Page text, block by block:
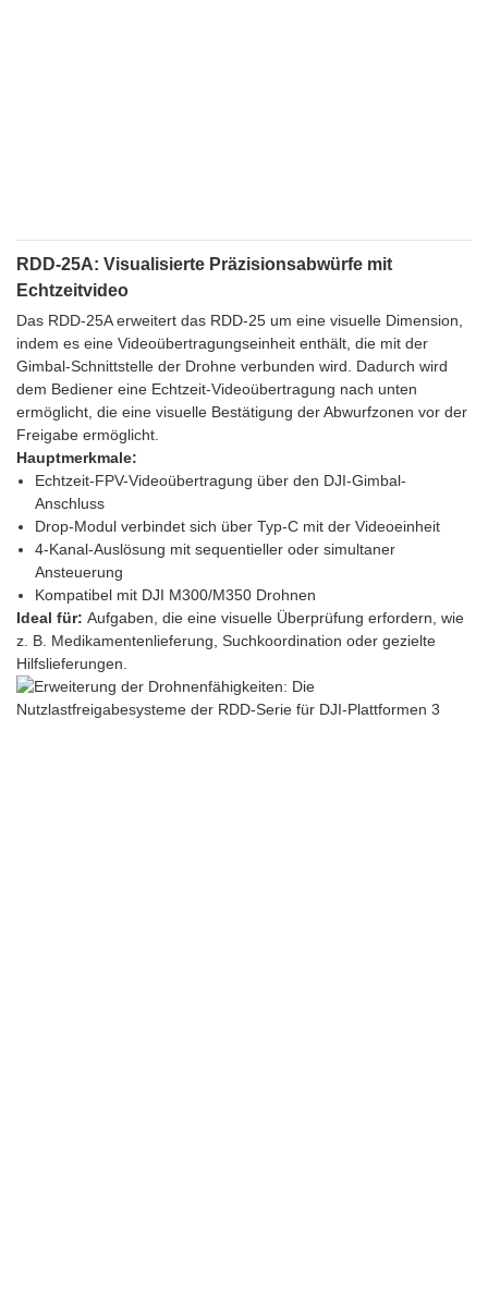
RDD-25A: Visualisierte Präzisionsabwürfe mit
Echtzeitvideo
Das RDD-25A erweitert das RDD-25 um eine visuelle Dimension,
indem es eine Videoübertragungseinheit enthält, die mit der
Gimbal-Schnittstelle der Drohne verbunden wird. Dadurch wird
dem Bediener eine Echtzeit-Videoübertragung nach unten
ermöglicht, die eine visuelle Bestätigung der Abwurfzonen vor der
Freigabe ermöglicht.
Hauptmerkmale:
Echtzeit-FPV-Videoübertragung über den DJI-Gimbal-
Anschluss
Drop-Modul verbindet sich über Typ-C mit der Videoeinheit
4-Kanal-Auslösung mit sequentieller oder simultaner
Ansteuerung
Kompatibel mit DJI M300/M350 Drohnen
Ideal für: Aufgaben, die eine visuelle Überprüfung erfordern, wie
z. B. Medikamentenlieferung, Suchkoordination oder gezielte
Hilfslieferungen.